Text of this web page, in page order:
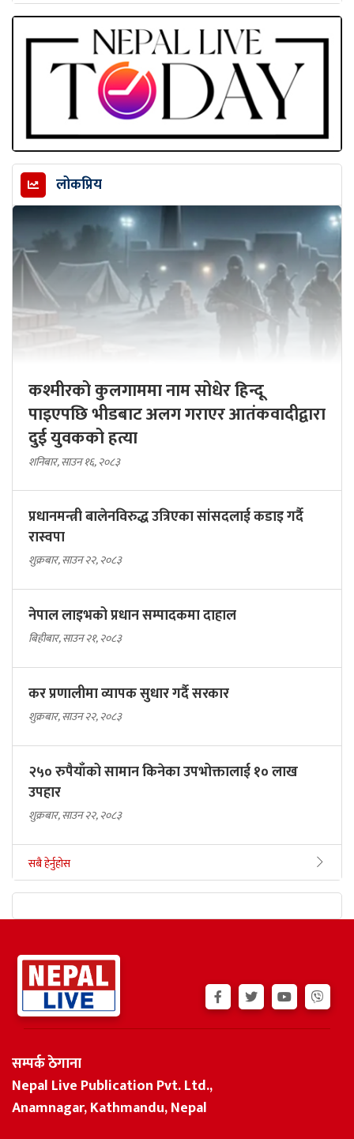
लोकप्रिय
कश्मीरको कुलगाममा नाम सोधेर हिन्दू
पाइएपछि भीडबाट अलग गराएर आतंकवादीद्वारा
दुई युवकको हत्या
शनिबार, साउन १६, २०८३
प्रधानमन्त्री बालेनविरुद्ध उत्रिएका सांसदलाई कडाइ गर्दै
रास्वपा
शुक्रबार, साउन २२, २०८३
नेपाल लाइभको प्रधान सम्पादकमा दाहाल
बिहीबार, साउन २१, २०८३
कर प्रणालीमा व्यापक सुधार गर्दै सरकार
शुक्रबार, साउन २२, २०८३
२५० रुपैयाँको सामान किनेका उपभोक्तालाई १० लाख
उपहार
शुक्रबार, साउन २२, २०८३
सबै हेर्नुहोस
सम्पर्क ठेगाना
Nepal Live Publication Pvt. Ltd.,
Anamnagar, Kathmandu, Nepal